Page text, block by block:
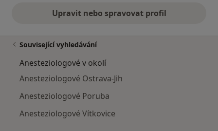
Upravit nebo spravovat profil
Související vyhledávání
Anesteziologové v okolí
Anesteziologové Ostrava-Jih
Anesteziologové Poruba
Anesteziologové Vítkovice